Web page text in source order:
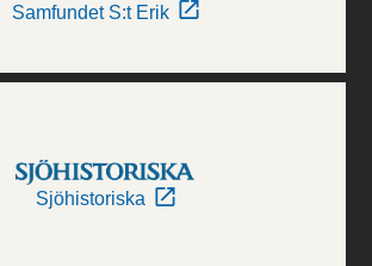
Samfundet S:t Erik
Sjöhistoriska